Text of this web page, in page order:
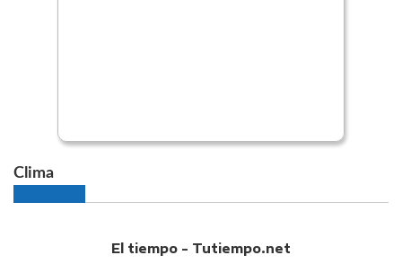
Clima
El tiempo - Tutiempo.net